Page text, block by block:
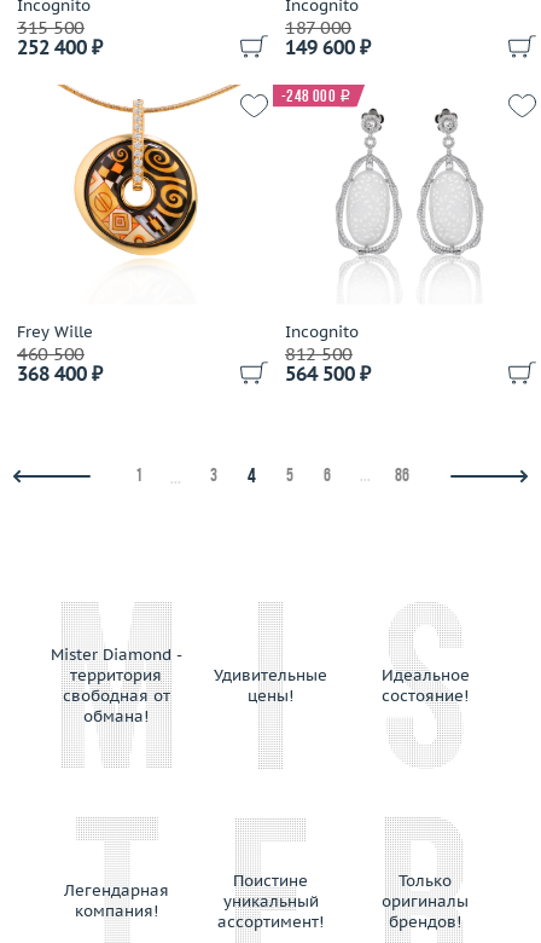
Mauboussin
Maxim Demidov
Mercury
Messika
Mikimoto
MiMi
Mirco Visconti
Mizuki
Moraglione
Mouawad
Omega
Orlandini
Oro Trend
Palmiero
Paolo Piovan
Parure Atelier
Pasquale Bruni
Patek Philippe
Paula
Penta Preziosi
Incognito
315 500
252 400 ₽
Incognito
187 000
149 600 ₽
Frey Wille
460 500
368 400 ₽
Incognito
812 500
564 500 ₽
-248 000 i
1 ... 3 4 5 6 ... 86
Mister Diamond -
территория
свободная от
обмана!
Удивительные
цены!
Идеальное
состояние!
Легендарная
компания!
Поистине
уникальный
ассортимент!
Только
оригиналы
брендов!